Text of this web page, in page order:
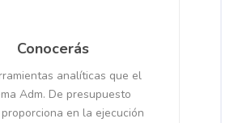
Conocerás
analíticas que el
Adm. De presupuesto
en la ejecución